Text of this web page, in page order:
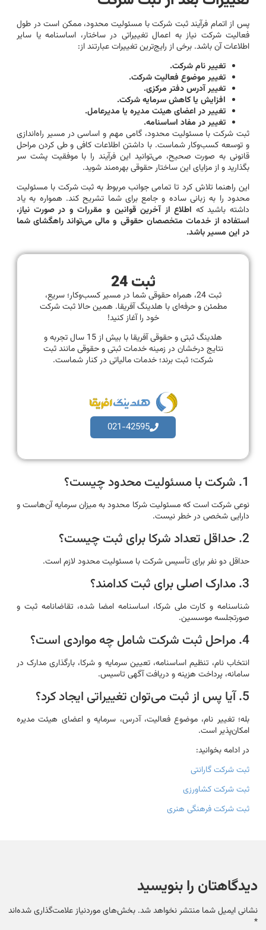
پس از اتمام فرآیند ثبت شرکت با مسئولیت محدود، ممکن است در طول
فعالیت شرکت نیاز به اعمال تغییراتی در ساختار، اساسنامه یا سایر
اطلاعات آن باشد. برخی از رایج‌ترین تغییرات عبارتند از:
تغییر نام شرکت.
تغییر موضوع فعالیت شرکت.
تغییر آدرس دفتر مرکزی.
افزایش یا کاهش سرمایه شرکت.
تغییر در اعضای هیئت مدیره یا مدیرعامل.
تغییر در مفاد اساسنامه.
ثبت شرکت با مسئولیت محدود، گامی مهم و اساسی در مسیر راه‌اندازی
و توسعه کسب‌وکار شماست. با داشتن اطلاعات کافی و طی کردن مراحل
قانونی به صورت صحیح، می‌توانید این فرآیند را با موفقیت پشت سر
بگذارید و از مزایای این ساختار حقوقی بهره‌مند شوید.
این راهنما تلاش کرد تا تمامی جوانب مربوط به ثبت شرکت با مسئولیت
محدود را به زبانی ساده و جامع برای شما تشریح کند. همواره به یاد
داشته باشید که اطلاع از آخرین قوانین و مقررات و در صورت نیاز،
استفاده از خدمات متخصصان حقوقی و مالی می‌تواند راهگشای شما
در این مسیر باشد.
ثبت 24
ثبت 24، همراه حقوقی شما در مسیر کسب‌وکار؛ سریع،
مطمئن و حرفه‌ای با هلدینگ آفریقا. همین حالا ثبت شرکت
خود را آغاز کنید!
هلدینگ ثبتی و حقوقی آفریقا با بیش از 15 سال تجربه و
نتایج درخشان در زمینه خدمات ثبتی و حقوقی مانند ثبت
شرکت؛ ثبت برند؛ خدمات مالیاتی در کنار شماست.
021-42595
1. شرکت با مسئولیت محدود چیست؟
نوعی شرکت است که مسئولیت شرکا محدود به میزان سرمایه آن‌هاست و
دارایی شخصی در خطر نیست.
2. حداقل تعداد شرکا برای ثبت چیست؟
حداقل دو نفر برای تأسیس شرکت با مسئولیت محدود لازم است.
3. مدارک اصلی برای ثبت کدامند؟
شناسنامه و کارت ملی شرکا، اساسنامه امضا شده، تقاضانامه ثبت و
صورتجلسه موسسین.
4. مراحل ثبت شرکت شامل چه مواردی است؟
انتخاب نام، تنظیم اساسنامه، تعیین سرمایه و شرکا، بارگذاری مدارک در
سامانه، پرداخت هزینه و دریافت آگهی تاسیس.
5. آیا پس از ثبت می‌توان تغییراتی ایجاد کرد؟
بله؛ تغییر نام، موضوع فعالیت، آدرس، سرمایه و اعضای هیئت مدیره
امکان‌پذیر است.
در ادامه بخوانید:
ثبت شرکت گارانتی
ثبت شرکت کشاورزی
ثبت شرکت فرهنگی هنری
دیدگاهتان را بنویسید
نشانی ایمیل شما منتشر نخواهد شد. بخش‌های موردنیاز علامت‌گذاری شده‌اند
*